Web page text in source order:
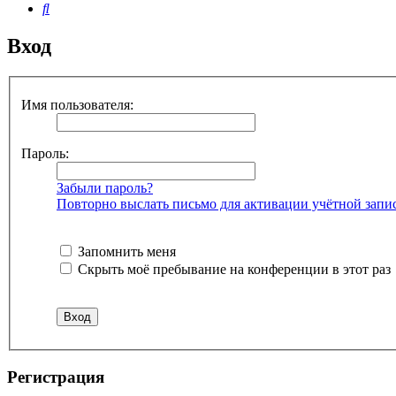
Поиск
Вход
Имя пользователя:
Пароль:
Забыли пароль?
Повторно выслать письмо для активации учётной
Запомнить меня
Скрыть моё пребывание на конференции в этот раз
Регистрация